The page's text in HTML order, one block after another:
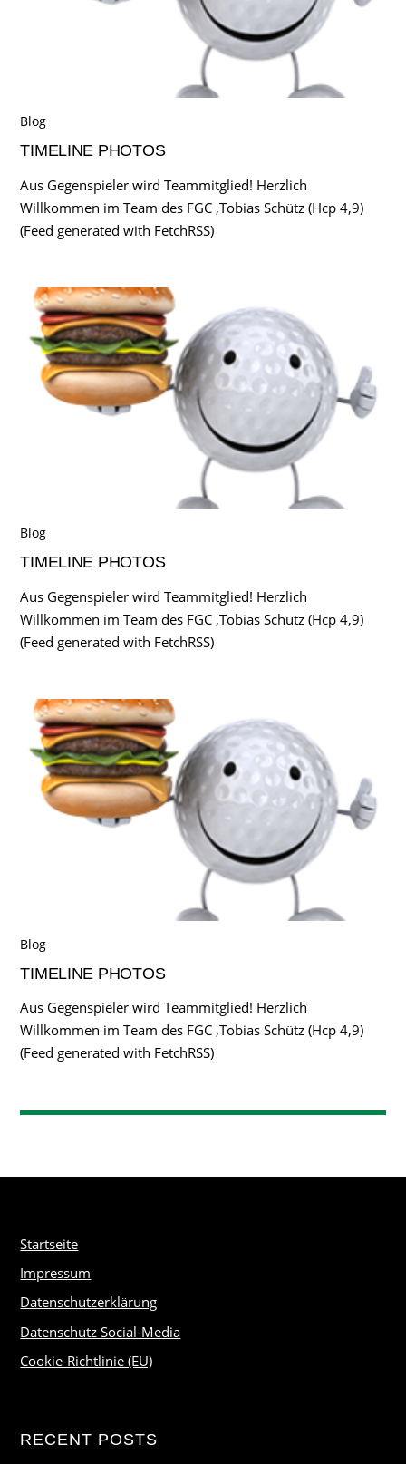
Blog
TIMELINE PHOTOS
Aus Gegenspieler wird Teammitglied! Herzlich
Willkommen im Team des FGC ,Tobias Schütz (Hcp 4,9)
(Feed generated with FetchRSS)
Blog
TIMELINE PHOTOS
Aus Gegenspieler wird Teammitglied! Herzlich
Willkommen im Team des FGC ,Tobias Schütz (Hcp 4,9)
(Feed generated with FetchRSS)
Blog
TIMELINE PHOTOS
Aus Gegenspieler wird Teammitglied! Herzlich
Willkommen im Team des FGC ,Tobias Schütz (Hcp 4,9)
(Feed generated with FetchRSS)
Startseite
Impressum
Datenschutzerklärung
Datenschutz Social-Media
Cookie-Richtlinie (EU)
RECENT POSTS